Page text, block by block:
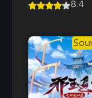
ยอดมาก
8.4